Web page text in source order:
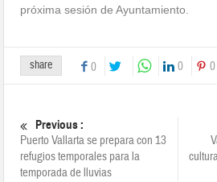
próxima sesión de Ayuntamiento.
share 0 0 0
Previous :
Puerto Vallarta se prepara con 13
refugios temporales para la
temporada de lluvias